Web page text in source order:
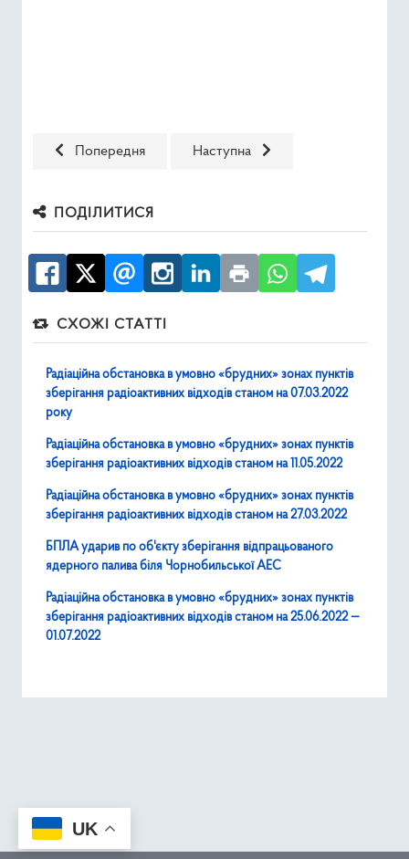
Попередня стаття: Радіаційна обстановка в умовно
Попередня Наступна стаття: Радіаційна
Наступна
ПОДІЛИТИСЯ
СХОЖІ СТАТТІ
Радіаційна обстановка в умовно «брудних» зонах пунктів
зберігання радіоактивних відходів станом на 07.03.2022
року
Радіаційна обстановка в умовно «брудних» зонах пунктів
зберігання радіоактивних відходів станом на 11.05.2022
Радіаційна обстановка в умовно «брудних» зонах пунктів
зберігання радіоактивних відходів станом на 27.03.2022
БПЛА ударив по об'єкту зберігання відпрацьованого
ядерного палива біля Чорнобильської АЕС
Радіаційна обстановка в умовно «брудних» зонах пунктів
зберігання радіоактивних відходів станом на 25.06.2022 —
01.07.2022
UK